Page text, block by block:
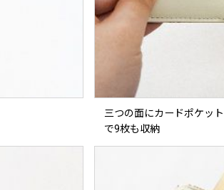
三つの面にカードポケッ
で9枚も収納